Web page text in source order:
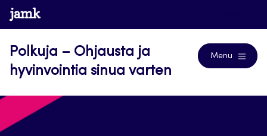
Siirry
suoraan
www.jamk.fi
Polkuja – Ohjausta ja
hyvinvointia sinua varten
Menu